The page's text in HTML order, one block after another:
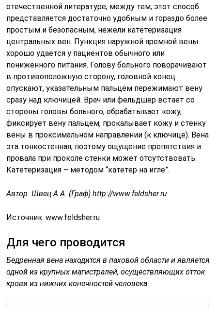
отечественной литературе, между тем, этот способ
представляется достаточно удобным и гораздо более
простым и безопасным, нежели катетеризация
центральных вен. Пункция наружной яремной вены
хорошо удается у пациентов обычного или
пониженного питания. Голову больного поворачивают
в противоположную сторону, головной конец
опускают, указательным пальцем пережимают вену
сразу над ключицей. Врач или фельдшер встает со
стороны головы больного, обрабатывает кожу,
фиксирует вену пальцем, прокалывает кожу и стенку
вены в проксимальном направлении (к ключице). Вена
эта тонкостенная, поэтому ощущение препятствия и
провала при проколе стенки может отсутствовать.
Катетеризация – методом “катетер на игле”.
Автор Швец А.А. (Граф) http://www.feldsher.ru
Источник:www.feldsher.ru
Для чего проводится
Бедренная вена находится в паховой области и является
одной из крупных магистралей, осуществляющих отток
крови из нижних конечностей человека.